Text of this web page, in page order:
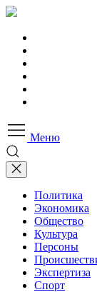
Меню
Политика
Экономика
Общество
Культура
Персоны
Экспертиза
Спорт